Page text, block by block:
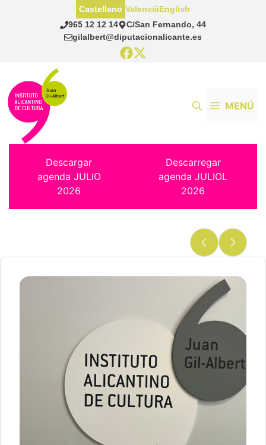
965 12 12 14
C/San Fernando, 44
gilalbert@diputacionalicante.es
Castellano ValenciàEnglish
MENÚ
Descargar
agenda JULIO
2026
Descarregar
agenda JULIOL
2026